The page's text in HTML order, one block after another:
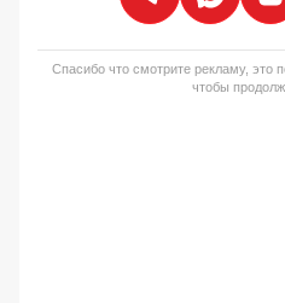
Спасибо что смотрите рекламу, это
чтобы